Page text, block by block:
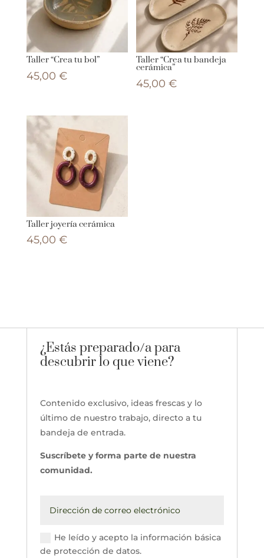
Taller “Crea tu bol”
45,00 €
Taller “Crea tu bandeja
cerámica”
45,00€
Taller joyería cerámica
45,00 €
¿Estás preparado/a para
descubrir lo que viene?
Contenido exclusivo, ideas frescas y lo
último de nuestro trabajo, directo a tu
bandeja de entrada.
Suscríbete y forma parte de nuestra
comunidad.
He leído y acepto la información básica
de protección de datos.